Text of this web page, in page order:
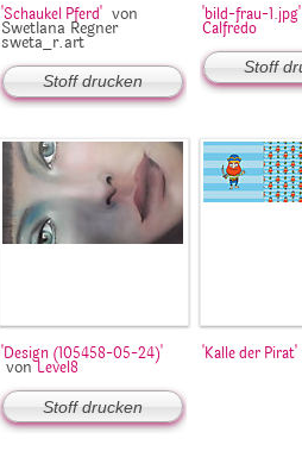
'Schaukel Pferd' von
Swetlana Regner
sweta_r.art
Stoff drucken
'bild-frau-1.jpg'
Calfredo
Stoff
'Design (105458-05-24)'
vonLevel8
Stoff drucken
'Kalle der Pirat'